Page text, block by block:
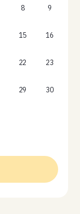
8 9
15 16
22 23
29 30